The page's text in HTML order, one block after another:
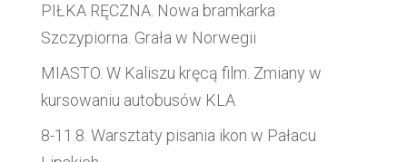
PIŁKA RĘCZNA. Nowa bramkarka
Szczypiorna. Grała w Norwegii
MIASTO. W Kaliszu kręcą film. Zmiany w
kursowaniu autobusów KLA
8-11.8. Warsztaty pisania ikon w Pałacu